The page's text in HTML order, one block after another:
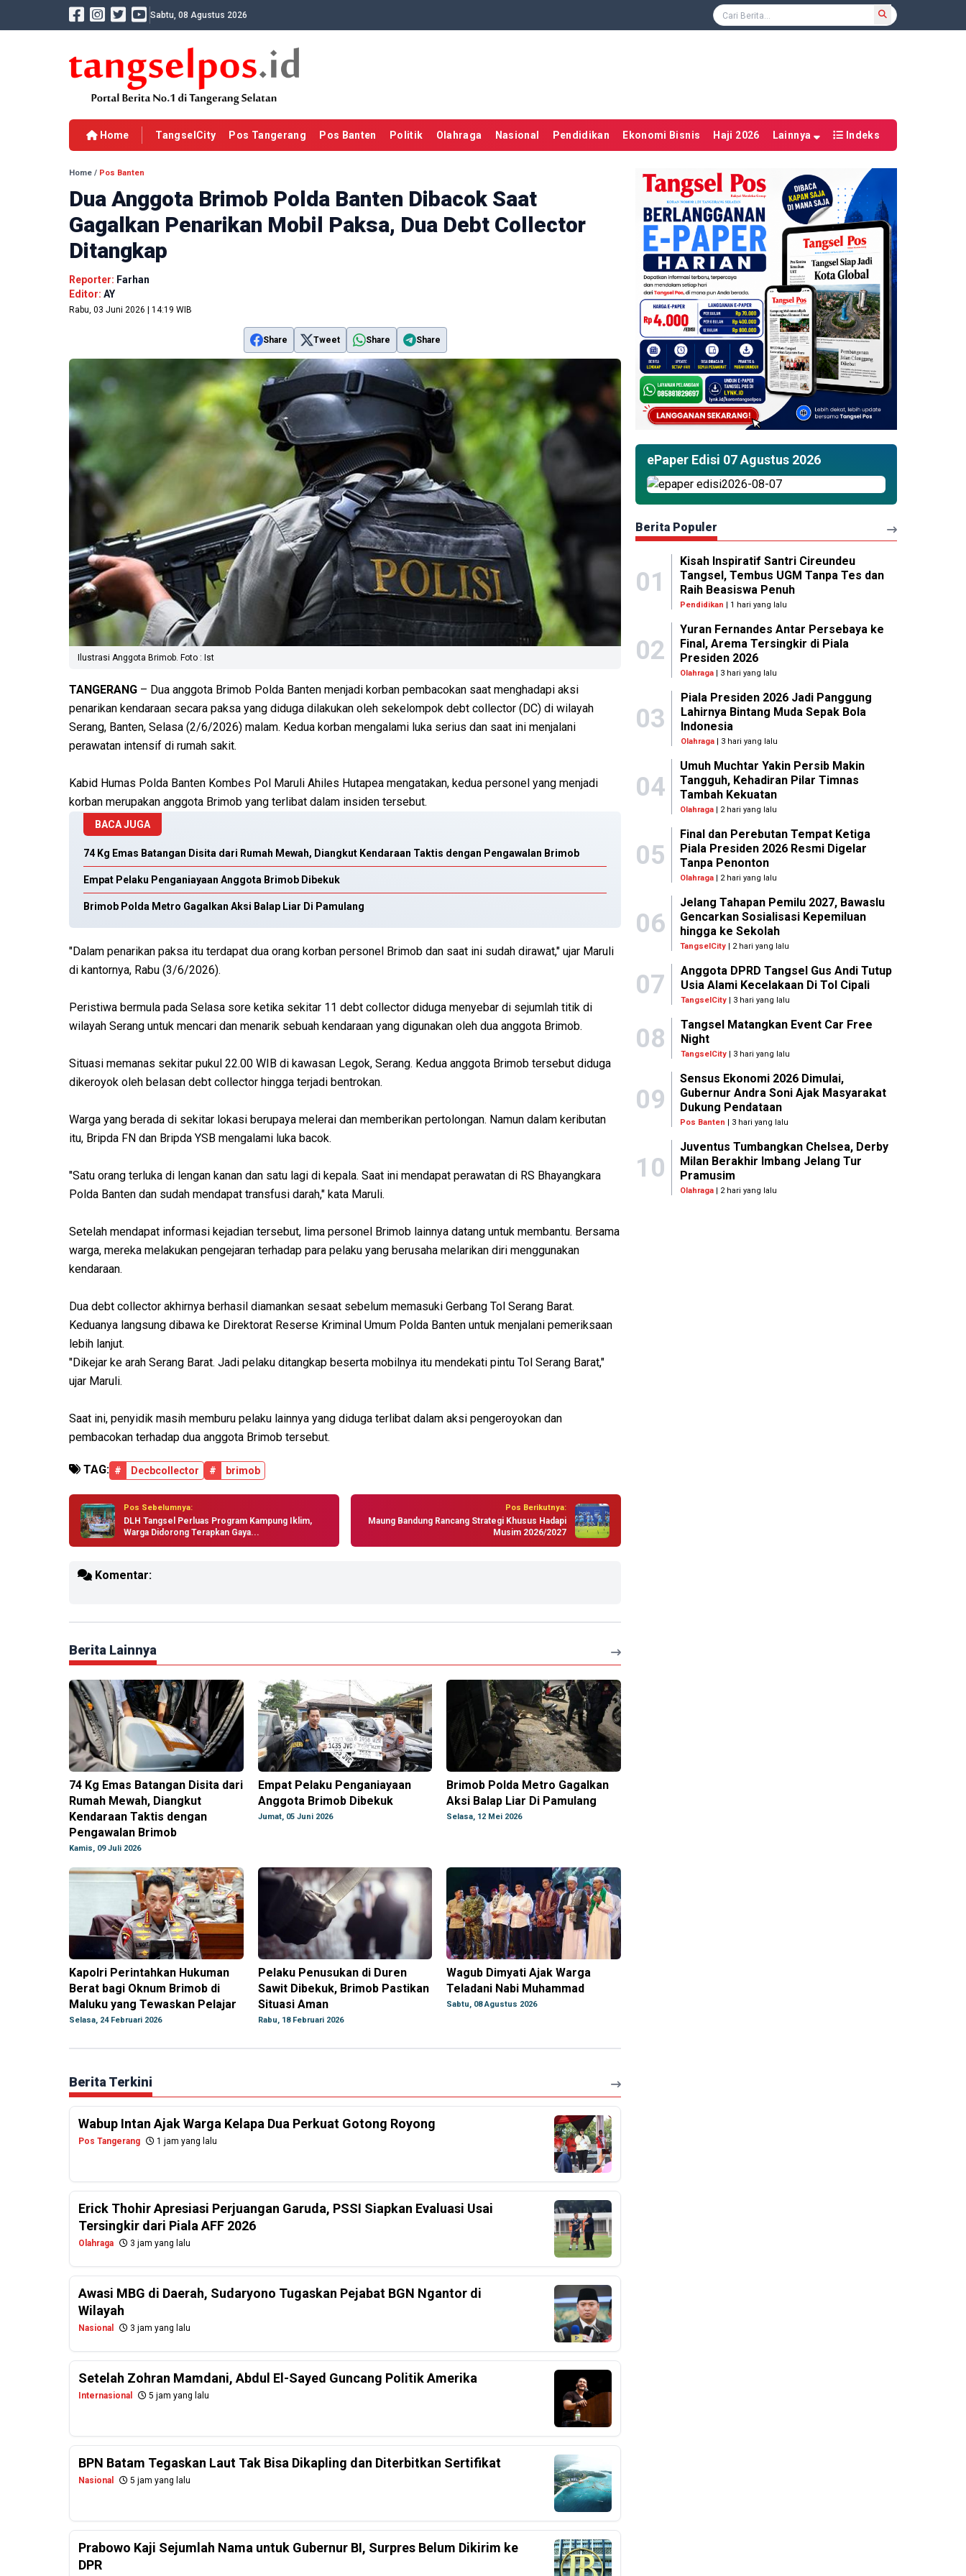
Sabtu, 08 Agustus 2026
Home TangselCity Pos Tangerang Pos Banten Politik Olahraga Nasional Pendidikan Ekonomi Bisnis Haji 2026 Lainnya Indeks
Home / Pos Banten
Dua Anggota Brimob Polda Banten Dibacok Saat
Gagalkan Penarikan Mobil Paksa, Dua Debt Collector
Ditangkap
Reporter: Farhan
Editor: AY
Rabu, 03 Juni 2026 | 14:19 WIB
Share Tweet Share Share
Ilustrasi Anggota Brimob. Foto : Ist
TANGERANG – Dua anggota Brimob Polda Banten menjadi korban pembacokan saat menghadapi aksi
penarikan kendaraan secara paksa yang diduga dilakukan oleh sekelompok debt collector (DC) di wilayah
Serang, Banten, Selasa (2/6/2026) malam. Kedua korban mengalami luka serius dan saat ini menjalani
perawatan intensif di rumah sakit.
Kabid Humas Polda Banten Kombes Pol Maruli Ahiles Hutapea mengatakan, kedua personel yang menjadi
korban merupakan anggota Brimob yang terlibat dalam insiden tersebut.
BACA JUGA
74 Kg Emas Batangan Disita dari Rumah Mewah, Diangkut Kendaraan Taktis dengan Pengawalan Brimob
Empat Pelaku Penganiayaan Anggota Brimob Dibekuk
Brimob Polda Metro Gagalkan Aksi Balap Liar Di Pamulang
"Dalam penarikan paksa itu terdapat dua orang korban personel Brimob dan saat ini sudah dirawat," ujar Maruli
di kantornya, Rabu (3/6/2026).
Peristiwa bermula pada Selasa sore ketika sekitar 11 debt collector diduga menyebar di sejumlah titik di
wilayah Serang untuk mencari dan menarik sebuah kendaraan yang digunakan oleh dua anggota Brimob.
Situasi memanas sekitar pukul 22.00 WIB di kawasan Legok, Serang. Kedua anggota Brimob tersebut diduga
dikeroyok oleh belasan debt collector hingga terjadi bentrokan.
Warga yang berada di sekitar lokasi berupaya melerai dan memberikan pertolongan. Namun dalam keributan
itu, Bripda FN dan Bripda YSB mengalami luka bacok.
"Satu orang terluka di lengan kanan dan satu lagi di kepala. Saat ini mendapat perawatan di RS Bhayangkara
Polda Banten dan sudah mendapat transfusi darah," kata Maruli.
Setelah mendapat informasi kejadian tersebut, lima personel Brimob lainnya datang untuk membantu. Bersama
warga, mereka melakukan pengejaran terhadap para pelaku yang berusaha melarikan diri menggunakan
kendaraan.
Dua debt collector akhirnya berhasil diamankan sesaat sebelum memasuki Gerbang Tol Serang Barat.
Keduanya langsung dibawa ke Direktorat Reserse Kriminal Umum Polda Banten untuk menjalani pemeriksaan
lebih lanjut.
"Dikejar ke arah Serang Barat. Jadi pelaku ditangkap beserta mobilnya itu mendekati pintu Tol Serang Barat,"
ujar Maruli.
Saat ini, penyidik masih memburu pelaku lainnya yang diduga terlibat dalam aksi pengeroyokan dan
pembacokan terhadap dua anggota Brimob tersebut.
TAG: # Decbcollector # brimob
Pos Sebelumnya:
DLH Tangsel Perluas Program Kampung Iklim,
Warga Didorong Terapkan Gaya...
Pos Berikutnya:
Maung Bandung Rancang Strategi Khusus Hadapi
Musim 2026/2027
Komentar:
Berita Lainnya
74 Kg Emas Batangan Disita dari
Rumah Mewah, Diangkut
Kendaraan Taktis dengan
Pengawalan Brimob
Kamis, 09 Juli 2026
Empat Pelaku Penganiayaan
Anggota Brimob Dibekuk
Jumat, 05 Juni 2026
Brimob Polda Metro Gagalkan
Aksi Balap Liar Di Pamulang
Selasa, 12 Mei 2026
Kapolri Perintahkan Hukuman
Berat bagi Oknum Brimob di
Maluku yang Tewaskan Pelajar
Selasa, 24 Februari 2026
Pelaku Penusukan di Duren
Sawit Dibekuk, Brimob Pastikan
Situasi Aman
Rabu, 18 Februari 2026
Wagub Dimyati Ajak Warga
Teladani Nabi Muhammad
Sabtu, 08 Agustus 2026
Berita Terkini
Wabup Intan Ajak Warga Kelapa Dua Perkuat Gotong Royong
Pos Tangerang 1 jam yang lalu
Erick Thohir Apresiasi Perjuangan Garuda, PSSI Siapkan Evaluasi Usai
Tersingkir dari Piala AFF 2026
Olahraga 3 jam yang lalu
Awasi MBG di Daerah, Sudaryono Tugaskan Pejabat BGN Ngantor di
Wilayah
Nasional 3 jam yang lalu
Setelah Zohran Mamdani, Abdul El-Sayed Guncang Politik Amerika
Internasional 5 jam yang lalu
BPN Batam Tegaskan Laut Tak Bisa Dikapling dan Diterbitkan Sertifikat
Nasional 5 jam yang lalu
Prabowo Kaji Sejumlah Nama untuk Gubernur BI, Surpres Belum Dikirim ke
DPR
ePaper Edisi 07 Agustus 2026
Berita Populer
01
Kisah Inspiratif Santri Cireundeu
Tangsel, Tembus UGM Tanpa Tes dan
Raih Beasiswa Penuh
Pendidikan | 1 hari yang lalu
02
Yuran Fernandes Antar Persebaya ke
Final, Arema Tersingkir di Piala
Presiden 2026
Olahraga | 3 hari yang lalu
03
Piala Presiden 2026 Jadi Panggung
Lahirnya Bintang Muda Sepak Bola
Indonesia
Olahraga| 3 hari yang lalu
04
Umuh Muchtar Yakin Persib Makin
Tangguh, Kehadiran Pilar Timnas
Tambah Kekuatan
Olahraga | 2 hari yang lalu
05
Final dan Perebutan Tempat Ketiga
Piala Presiden 2026 Resmi Digelar
Tanpa Penonton
Olahraga | 2 hari yang lalu
06
Jelang Tahapan Pemilu 2027, Bawaslu
Gencarkan Sosialisasi Kepemiluan
hingga ke Sekolah
TangselCity | 2 hari yang lalu
07
Anggota DPRD Tangsel Gus Andi Tutup
Usia Alami Kecelakaan Di Tol Cipali
TangselCity| 3 hari yang lalu
08
Tangsel Matangkan Event Car Free
Night
TangselCity| 3 hari yang lalu
09
Sensus Ekonomi 2026 Dimulai,
Gubernur Andra Soni Ajak Masyarakat
Dukung Pendataan
Pos Banten | 3 hari yang lalu
10
Juventus Tumbangkan Chelsea, Derby
Milan Berakhir Imbang Jelang Tur
Pramusim
Olahraga | 2 hari yang lalu